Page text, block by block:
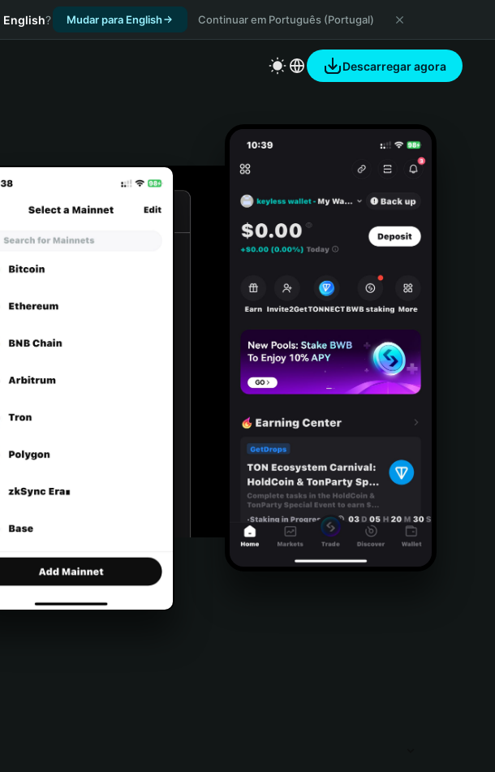
English? Mudar para English Continuar em Português (Portugal)
Descarregar agora